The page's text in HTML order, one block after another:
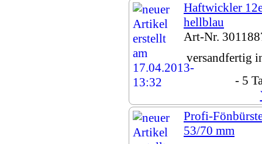
Haftwickler
hellblau
Art-Nr.
versandfertig
- 5
Profi-
53/70 mm